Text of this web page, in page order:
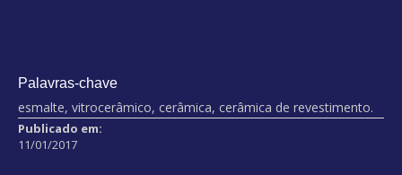
Palavras-chave
esmalte, vitrocerâmico, cerâmica, cerâmica de revestimento.
Publicado em:
11/01/2017